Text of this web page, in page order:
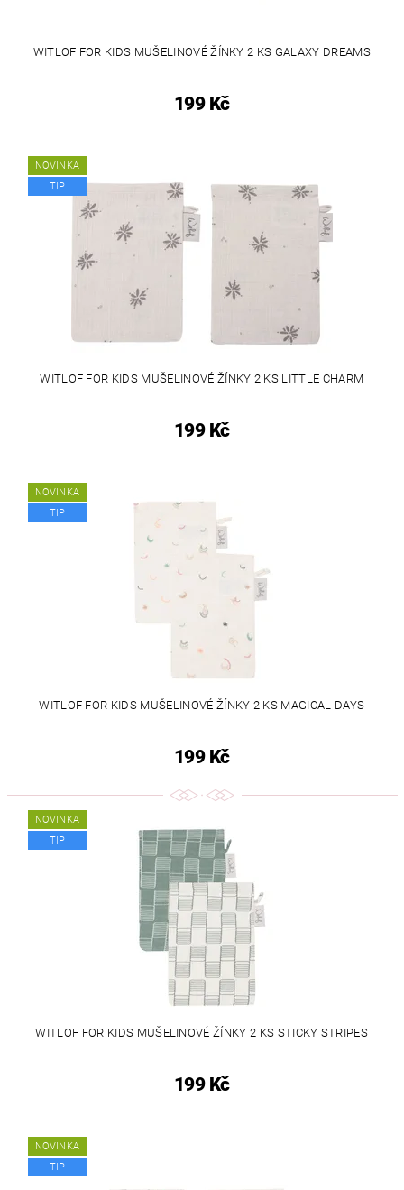
WITLOF FOR KIDS MUŠELINOVÉ ŽÍNKY 2 KS GALAXY DREAMS
199 Kč
NOVINKA
TIP
WITLOF FOR KIDS MUŠELINOVÉ ŽÍNKY 2 KS LITTLE CHARM
199 Kč
NOVINKA
TIP
WITLOF FOR KIDS MUŠELINOVÉ ŽÍNKY 2 KS MAGICAL DAYS
199 Kč
NOVINKA
TIP
WITLOF FOR KIDS MUŠELINOVÉ ŽÍNKY 2 KS STICKY STRIPES
199 Kč
NOVINKA
TIP